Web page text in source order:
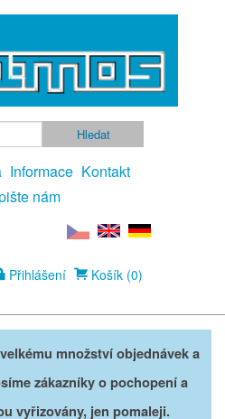
Informace Kontakt
nám
Přihlášení Košík (0)
množství objednávek a
zákazníky o pochopení a
vyřizovány, jen pomaleji.